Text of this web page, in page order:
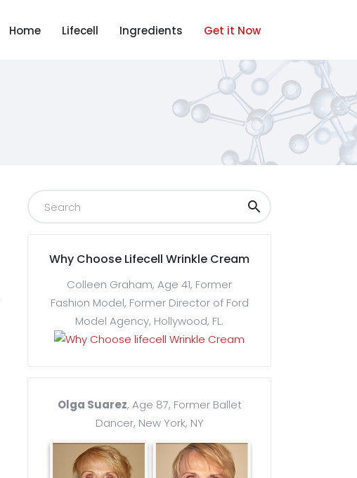
Home Lifecell Ingredients Get it Now
Why Choose Lifecell Wrinkle Cream
Colleen Graham, Age 41, Former
Fashion Model, Former Director of Ford
Model Agency, Hollywood, FL.
Olga Suarez, Age 87, Former Ballet
Dancer, New York, NY